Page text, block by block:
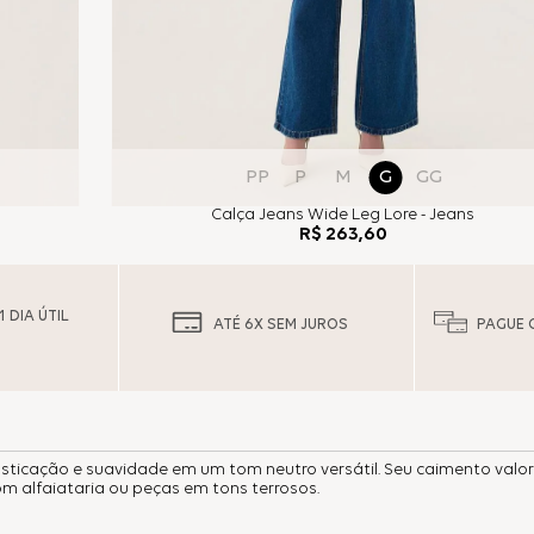
PP P M G GG
Calça Jeans Wide Leg Lore - Jeans
R$ 263,60
DIA ÚTIL
ATÉ 6X SEM JUROS PAGUE
e suavidade em um tom neutro versátil. Seu caimento
alfaiataria ou peças em tons terrosos.